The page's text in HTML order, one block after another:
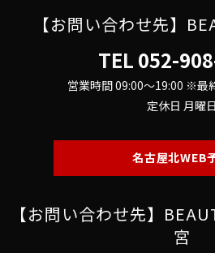
【お問い合わせ先】
TEL 052-
営業時間 09:00～19:00 ※最
定休日 月曜日
名古屋北WEB
【お問い合わせ先】
宮